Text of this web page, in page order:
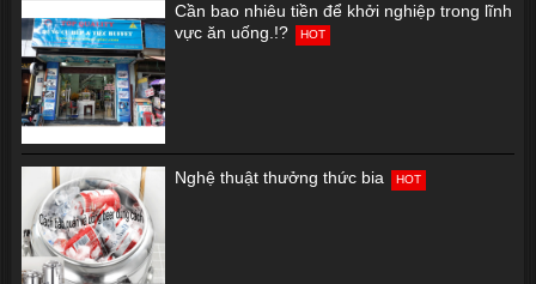
Cần bao nhiêu tiền để khởi nghiệp trong lĩnh
vực ăn uống.!?
HOT
Nghệ thuật thưởng thức bia HOT